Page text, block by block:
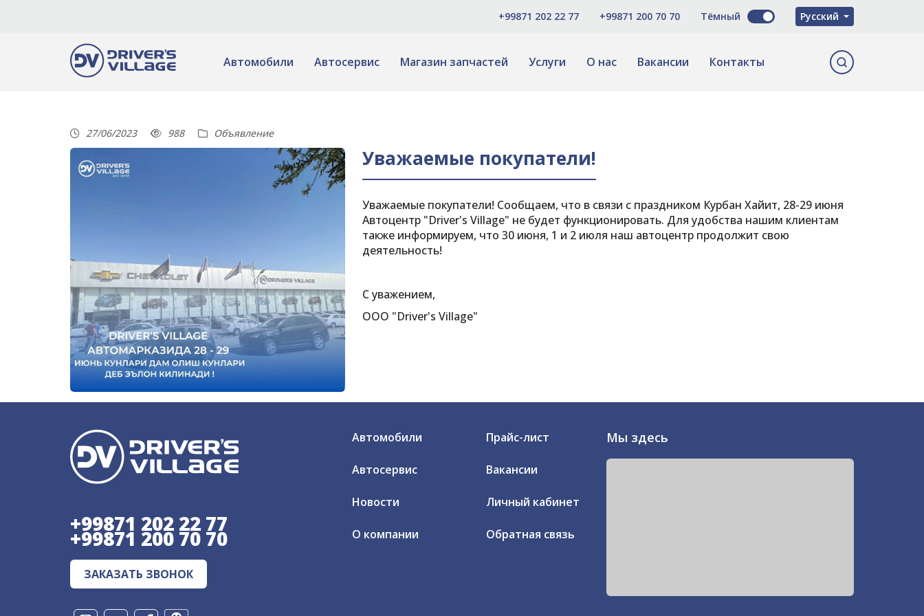
+99871 202 22 77 +99871 200 70 70 Тёмный Русский
O'zbekcha
Автомобили Автосервис Магазин запчастей Услуги О нас Вакансии Контакты
27/06/2023 988 Объявление
Уважаемые покупатели!
Уважаемые покупатели! Сообщаем, что в связи с праздником Курбан Хайит, 28-29 июня
Автоцентр "Driver's Village" не будет функционировать. Для удобства нашим клиентам
также информируем, что 30 июня, 1 и 2 июля наш автоцентр продолжит свою
деятельность!
С уважением,
ООО "Driver's Village"
+99871 202 22 77
+99871 200 70 70
ЗАКАЗАТЬ ЗВОНОК
Автомобили
Автосервис
Новости
О компании
Прайс-лист
Вакансии
Личный кабинет
Обратная связь
Мы здесь